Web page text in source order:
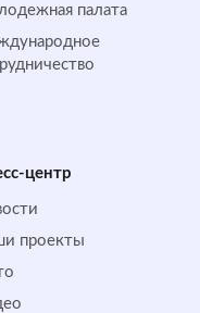
палата
центр
проекты